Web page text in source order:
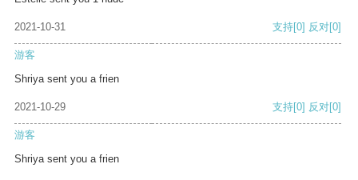
2021-10-31 支持[0] 反对[0]
游客
Shriya sent you a frien
2021-10-29 支持[0] 反对[0]
游客
Shriya sent you a frien